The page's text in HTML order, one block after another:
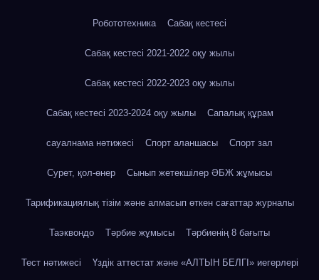
Робототехника Сабақ кестесі
Сабақ кестесі 2021-2022 оқу жылы
Сабақ кестесі 2022-2023 оқу жылы
Сабақ кестесі 2023-2024 оқу жылы Сапалық құрам
сауалнама нәтижесі Спорт аланшасы Спорт зал
Сурет, қол-өнер Сынып жетекшілер ӘБЖ жұмысы
Тарификациялық тізім және алмасып өткен сағаттар журналы
Таэквондо Тәрбие жұмысы Тәрбиенің 8 бағыты
Тест нәтижесі Үздік аттестат және «АЛТЫН БЕЛГІ» иегерлері